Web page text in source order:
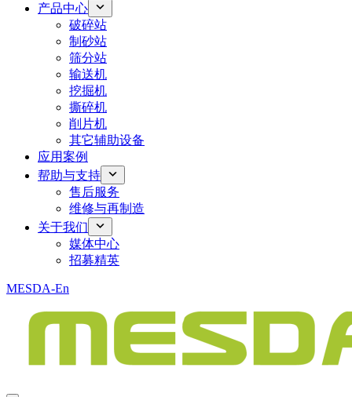
产品中心
破碎站
制砂站
筛分站
输送机
挖掘机
撕碎机
削片机
其它辅助设备
应用案例
帮助与支持
售后服务
维修与再制造
关于我们
媒体中心
招募精英
MESDA-En